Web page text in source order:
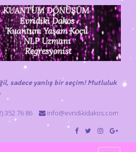
sadece yanlış bir seçim! Mutluluk
352 76 86
info@evridikidakos.com